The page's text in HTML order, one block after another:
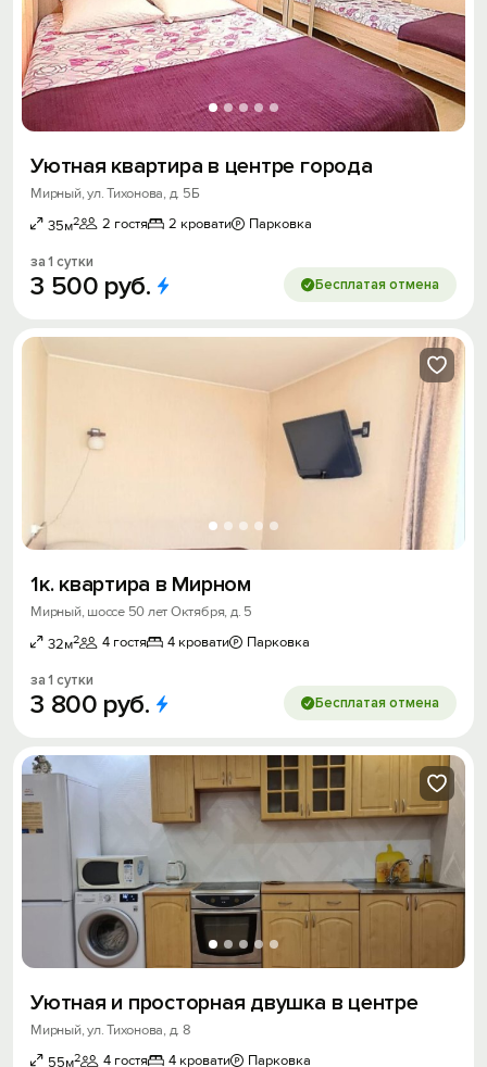
Уютная квартира в центре города
Мирный, ул. Тихонова, д. 5Б
35м2 2 гостя 2 кровати Парковка
за 1 сутки
3 500 руб. Бесплатая отмена
1к. квартира в Мирном
Мирный, шоссе 50 лет Октября, д. 5
32м2 4 гостя 4 кровати Парковка
за 1 сутки
3 800 руб. Бесплатая отмена
Уютная и просторная двушка в центре
Мирный, ул. Тихонова, д. 8
55м2 4 гостя 4 кровати Парковка